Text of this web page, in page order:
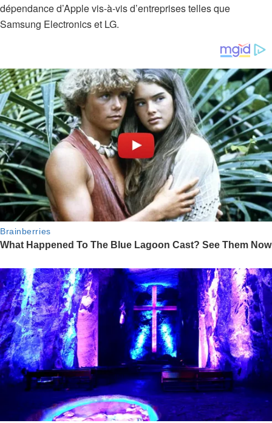
dépendance d’Apple vis-à-vis d’entreprises telles que
Samsung Electronics et LG.